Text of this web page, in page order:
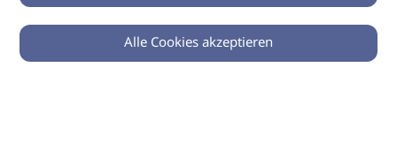
0
Alle Cookies akzeptieren